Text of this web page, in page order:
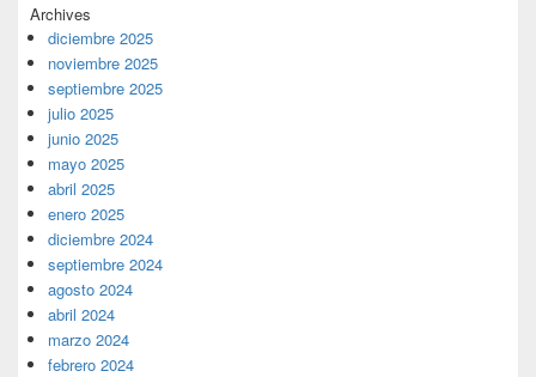
Archives
diciembre 2025
noviembre 2025
septiembre 2025
julio 2025
junio 2025
mayo 2025
abril 2025
enero 2025
diciembre 2024
septiembre 2024
agosto 2024
abril 2024
marzo 2024
febrero 2024